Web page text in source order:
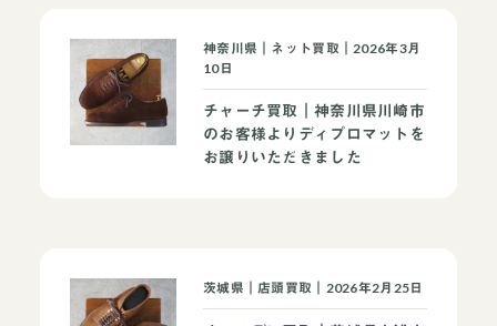
神奈川県｜ネット買取｜2026年3月
10日
チャーチ買取｜神奈川県川崎市
のお客様よりディプロマットを
お譲りいただきました
茨城県｜店頭買取｜2026年2月25日